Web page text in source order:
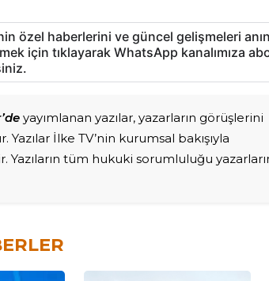
özel haberlerini ve güncel gelişmeleri
için tıklayarak WhatsApp kanalımıza
yayımlanan yazılar, yazarların görüşlerini
Yazılar İlke TV’nin kurumsal bakışıyla
Yazıların tüm hukuki sorumluluğu